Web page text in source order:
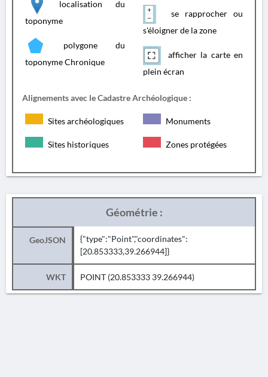
localisation du
toponyme
polygone du
toponyme Chronique
se rapprocher ou
s'éloigner de la zone
afficher la carte en
plein écran
Alignements avec le Cadastre Archéologique :
Sites archéologiques Monuments
Sites historiques Zones protégées
Géométrie :
GeoJSON
{"type":"Point","coordinates":
[20.853333,39.266944]}
WKT POINT (20.853333 39.266944)